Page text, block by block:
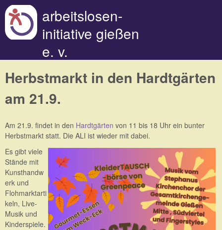
arbeitslosen-
initiative gießen
e. v.
Herbstmarkt in den Hardtgärten
am 21.9.
Am 21.9. findet in den Hardtgärten von 11 bis 18 Uhr ein bunter
Herbstmarkt statt. Die ALI ist wieder mit dabei.
Es gibt viele
Stände mit
Kunsthandw
erk und
Flohmarktarti
keln, Live-
Musik und
Kinderspiele.